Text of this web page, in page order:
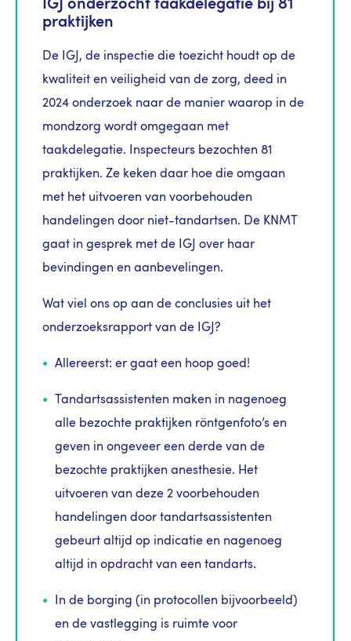
IGJ onderzocht taakdelegatie bij 81
praktijken
De IGJ, de inspectie die toezicht houdt op de
kwaliteit en veiligheid van de zorg, deed in
2024 onderzoek naar de manier waarop in de
mondzorg wordt omgegaan met
taakdelegatie. Inspecteurs bezochten 81
praktijken. Ze keken daar hoe die omgaan
met het uitvoeren van voorbehouden
handelingen door niet-tandartsen. De KNMT
gaat in gesprek met de IGJ over haar
bevindingen en aanbevelingen.
Wat viel ons op aan de conclusies uit het
onderzoeksrapport van de IGJ?
Allereerst: er gaat een hoop goed!
Tandartsassistenten maken in nagenoeg
alle bezochte praktijken röntgenfoto’s en
geven in ongeveer een derde van de
bezochte praktijken anesthesie. Het
uitvoeren van deze 2 voorbehouden
handelingen door tandartsassistenten
gebeurt altijd op indicatie en nagenoeg
altijd in opdracht van een tandarts.
In de borging (in protocollen bijvoorbeeld)
en de vastlegging is ruimte voor